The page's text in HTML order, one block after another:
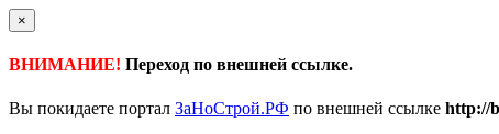
×
ВНИМАНИЕ! Переход по внешней ссылке.
Вы покидаете портал ЗаНоСтрой.РФ по внешней ссылке http://